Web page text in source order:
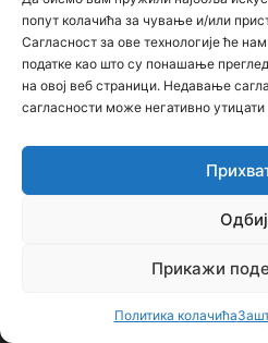
попут колачића за чување и/или
Сагласност за ове технологије ће
податке као што су понашање
на овој веб страници. Недавање
сагласности може негативно
Одбиј
Прикажи
Политика колачића
Седиште: Србија, 18000, Ниш
Контакт: тел. +381 652061021
редакција –bojanic73@gmail.com
Сајт није под финансијским,
профитабилан, заснива се на